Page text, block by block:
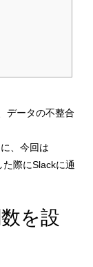
データの不整合
、今回は
際にSlackに通
を設